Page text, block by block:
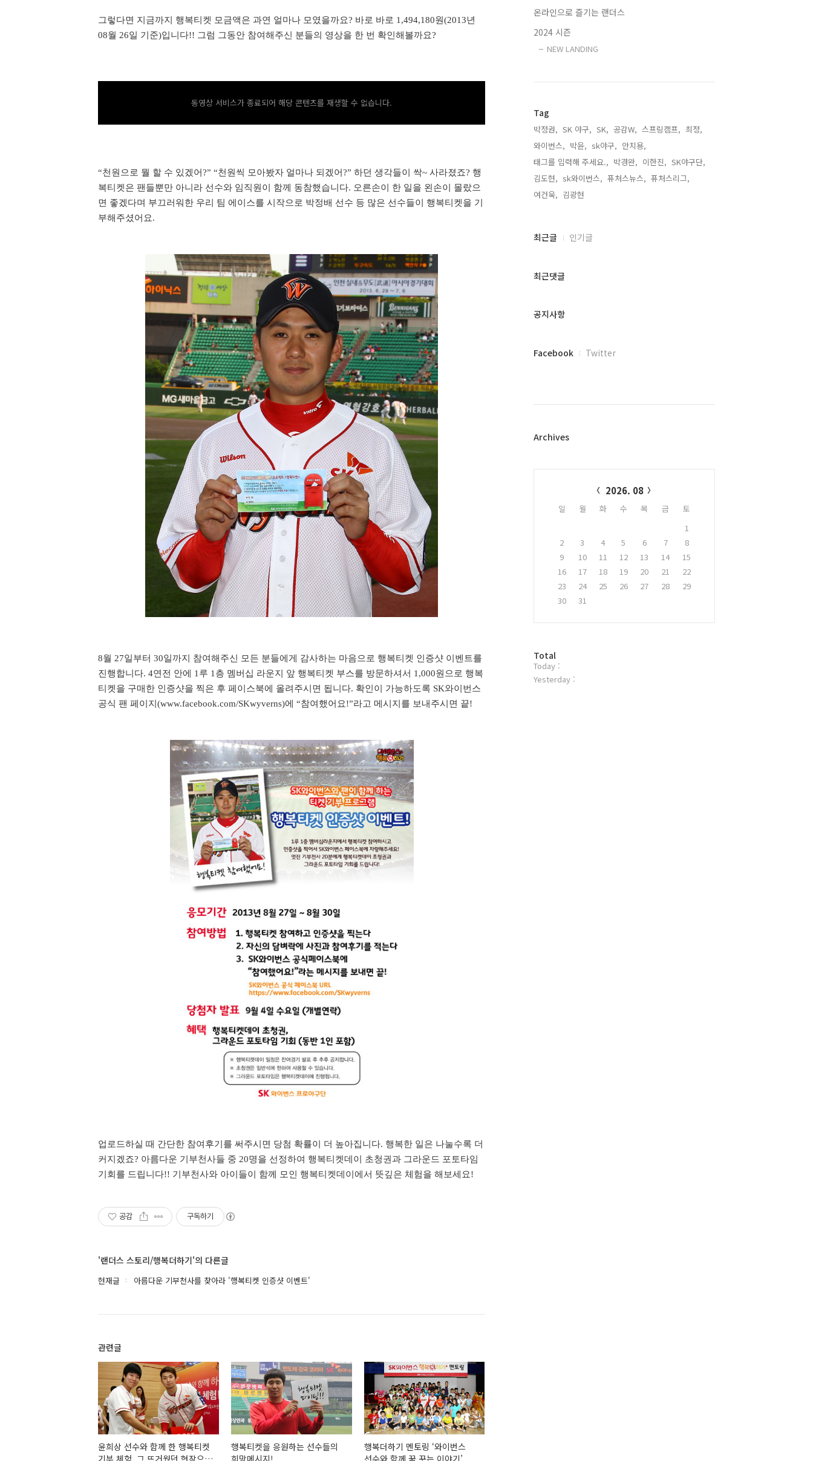
그렇다면 지금까지 행복티켓 모금액은 과연 얼마나 모였을까요? 바로 바로 1,494,180원(2013년
08월 26일 기준)입니다!! 그럼 그동안 참여해주신 분들의 영상을 한 번 확인해볼까요?
동영상 서비스가 종료되어 해당 콘텐츠를 재생할 수 없습니다.
“천원으로 뭘 할 수 있겠어?” “천원씩 모아봤자 얼마나 되겠어?” 하던 생각들이 싹~ 사라졌죠? 행
복티켓은 팬들뿐만 아니라 선수와 임직원이 함께 동참했습니다. 오른손이 한 일을 왼손이 몰랐으
면 좋겠다며 부끄러워한 우리 팀 에이스를 시작으로 박정배 선수 등 많은 선수들이 행복티켓을 기
부해주셨어요.
8월 27일부터 30일까지 참여해주신 모든 분들에게 감사하는 마음으로 행복티켓 인증샷 이벤트를
진행합니다. 4연전 안에 1 루 1 층 멤버십 라운지 앞 행복티켓 부스를 방문하셔서 1,000원으로 행복
티켓을 구매한 인증샷을 찍은 후 페이스북에 올려주시면 됩니다. 확인이 가능하도록 SK와이번스
공식 팬 페이지 (www.facebook.com/SKwyverns)에 “참여했어요!”라고 메시지를 보내주시면 끝!
업로드하실 때 간단한 참여후기를 써주시면 당첨 확률이 더 높아집니다. 행복한 일은 나눌수록 더
커지겠죠? 아름다운 기부천사들 중 20명을 선정하여 행복티켓데이 초청권과 그라운드 포토타임
기회를 드립니다!! 기부천사와 아이들이 함께 모인 행복티켓데이에서 뜻깊은 체험을 해보세요!
공감 구독하기
'랜더스 스토리/행복더하기'의 다른글
현재글 아름다운 기부천사를 찾아라 '행복티켓 인증샷 이벤트'
관련글
윤희상 선수와 함께 한 행복티켓
기부 체험, 그 뜨거웠던 현장으로
행복티켓을 응원하는 선수들의
희망메시지!
행복더하기 멘토링 ‘와이번스
선수와 함께 꿈 꾸는 이야기’
온라인으로 즐기는 랜더스
2024 시즌
NEW LANDING
Tag
박정권, SK 야구, SK, 공감W, 스프링캠프, 최정,
와이번스, 박윤, sk야구, 안치용,
태그를 입력해 주세요., 박경완, 이한진, SK야구단,
김도현, sk와이번스, 퓨처스뉴스, 퓨처스리그,
여건욱, 김광현,
최
과
글
최근글 인기글
최근댓글
공지사항
페
플
Facebook Twitter
Archives
2026. 08
일 월 화 수 목 금
토
1
2
3 4 5 6 7
8
9
10 11 12 13 14
15
16
17 18 19 20 21
22
23
24 25 26 27 28
29
30
31
방
문
자
Total
Today :
Yesterday :